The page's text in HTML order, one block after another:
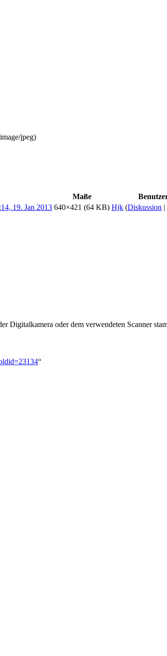
image/jpeg)
Maße
640×421 (64 KB) Hjk (Diskussion |
Digitalkamera oder dem verwendeten Scanner
“